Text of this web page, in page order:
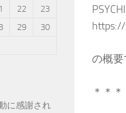
https://
の概
＊＊
22
23
29
30
に感謝され